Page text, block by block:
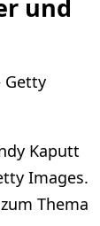
und
Getty
Kaputt
Images.
Thema